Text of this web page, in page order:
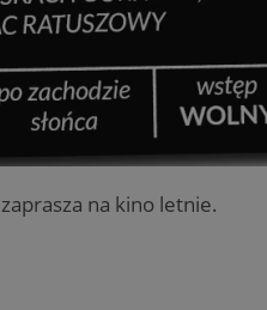
zaprasza na kino letnie.